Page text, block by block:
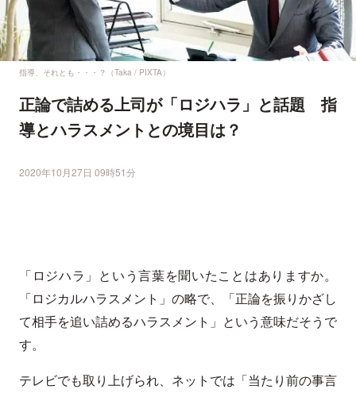
指導、それとも・・・？（Taka / PIXTA）
正論で詰める上司が「ロジハラ」と話題 指
導とハラスメントとの境目は？
2020年10月27日 09時51分
「ロジハラ」という言葉を聞いたことはありますか。
「ロジカルハラスメント」の略で、「正論を振りかざし
て相手を追い詰めるハラスメント」という意味だそうで
す。
テレビでも取り上げられ、ネットでは「当たり前の事言